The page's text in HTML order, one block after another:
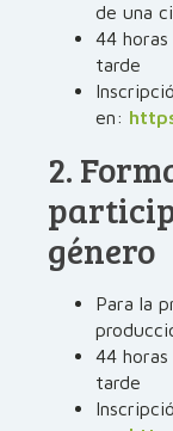
de una
44
tarde
en:
2.
género
Para la
44
tarde